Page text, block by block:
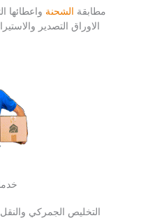
مطابقة الشحنة واعطائها
الاوراق التصدير
التخليص الجمركي